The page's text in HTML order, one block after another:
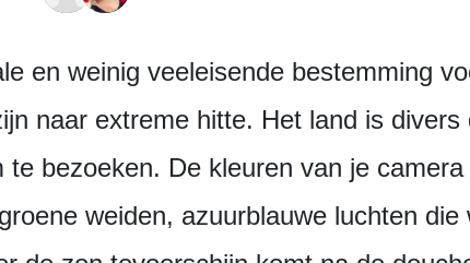
en weinig veeleisende bestemming
naar extreme hitte. Het land is divers
bezoeken. De kleuren van je
weiden, azuurblauwe luchten